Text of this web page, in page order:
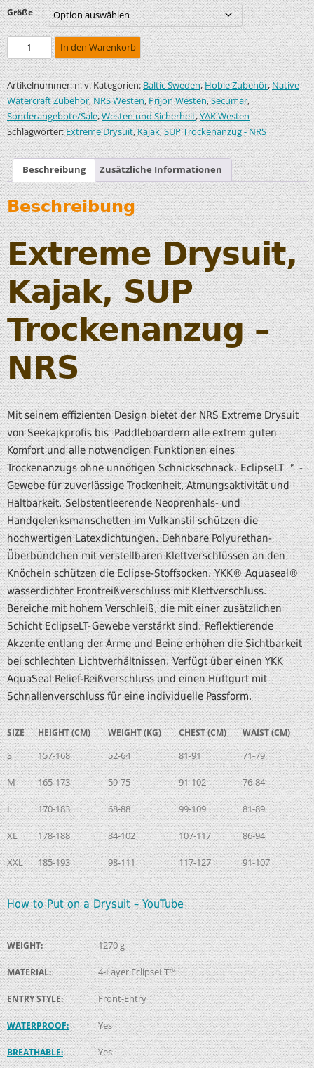
Größe
In den Warenkorb
Artikelnummer:n. v. Kategorien:Baltic Sweden,Hobie Zubehör,Native
Watercraft Zubehör,NRS Westen,Prijon Westen,Secumar,
Sonderangebote/Sale,Westen und Sicherheit,YAK Westen
Schlagwörter:Extreme Drysuit,Kajak,SUP Trockenanzug - NRS
Beschreibung Zusätzliche Informationen
Beschreibung
Extreme Drysuit,
Kajak, SUP
Trockenanzug –
NRS
Mit seinem effizienten Design bietet der NRS Extreme Drysuit
von Seekajkprofis bis Paddleboardern alle extrem guten
Komfort und alle notwendigen Funktionen eines
Trockenanzugs ohne unnötigen Schnickschnack. EclipseLT ™ -
Gewebe für zuverlässige Trockenheit, Atmungsaktivität und
Haltbarkeit. Selbstentleerende Neoprenhals- und
Handgelenksmanschetten im Vulkanstil schützen die
hochwertigen Latexdichtungen. Dehnbare Polyurethan-
Überbündchen mit verstellbaren Klettverschlüssen an den
Knöcheln schützen die Eclipse-Stoffsocken. YKK® Aquaseal®
wasserdichter Frontreißverschluss mit Klettverschluss.
Bereiche mit hohem Verschleiß, die mit einer zusätzlichen
Schicht EclipseLT-Gewebe verstärkt sind. Reflektierende
Akzente entlang der Arme und Beine erhöhen die Sichtbarkeit
bei schlechten Lichtverhältnissen. Verfügt über einen YKK
AquaSeal Relief-Reißverschluss und einen Hüftgurt mit
Schnallenverschluss für eine individuelle Passform.
SIZE HEIGHT (CM) WEIGHT (KG) CHEST (CM) WAIST (CM)
S 157-168 52-64 81-91 71-79
M 165-173 59-75 91-102 76-84
L 170-183 68-88 99-109 81-89
XL 178-188 84-102 107-117 86-94
XXL 185-193 98-111 117-127 91-107
How to Put on a Drysuit – YouTube
WEIGHT: 1270 g
MATERIAL: 4-Layer EclipseLT™
ENTRY STYLE: Front-Entry
WATERPROOF: Yes
BREATHABLE: Yes